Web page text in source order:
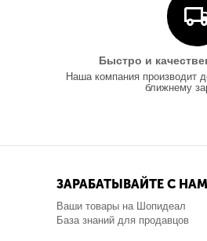
Быстро и
Наша компания производит
ближнему
ЗАРАБАТЫВАЙТЕ С
Ваши товары на Шопидеал
База знаний для продавцов